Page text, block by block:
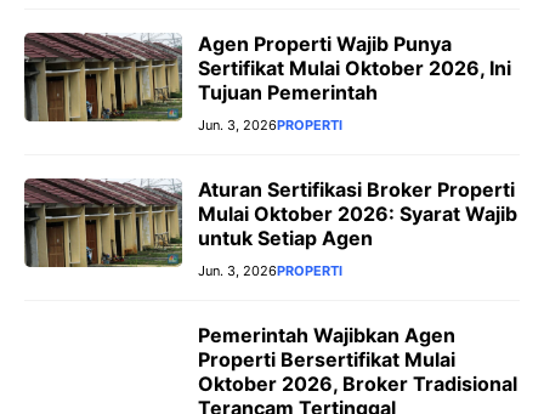
Agen Properti Wajib Punya
Sertifikat Mulai Oktober 2026, Ini
Tujuan Pemerintah
Jun. 3, 2026PROPERTI
Aturan Sertifikasi Broker Properti
Mulai Oktober 2026: Syarat Wajib
untuk Setiap Agen
Jun. 3, 2026PROPERTI
Pemerintah Wajibkan Agen
Properti Bersertifikat Mulai
Oktober 2026, Broker Tradisional
Terancam Tertinggal